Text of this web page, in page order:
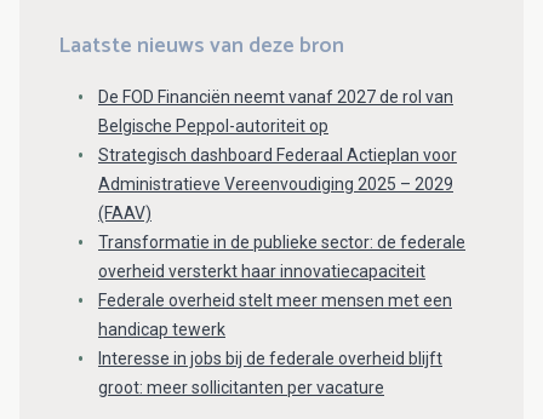
Laatste nieuws van deze bron
De FOD Financiën neemt vanaf 2027 de rol van
Belgische Peppol-autoriteit op
Strategisch dashboard Federaal Actieplan voor
Administratieve Vereenvoudiging 2025 – 2029
(FAAV)
Transformatie in de publieke sector: de federale
overheid versterkt haar innovatiecapaciteit
Federale overheid stelt meer mensen met een
handicap tewerk
Interesse in jobs bij de federale overheid blijft
groot: meer sollicitanten per vacature